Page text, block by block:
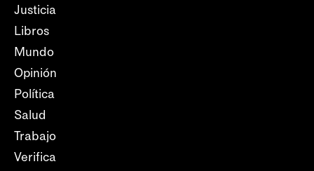
Justicia
Libros
Mundo
Opinión
Política
Salud
Trabajo
Verifica